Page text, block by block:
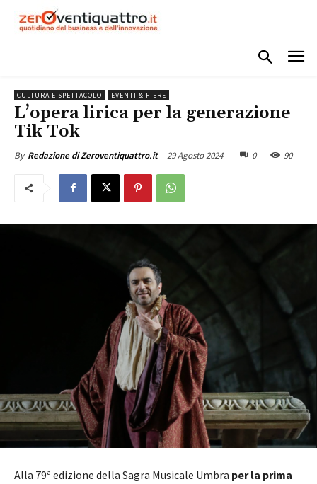
CULTURA E SPETTACOLO EVENTI & FIERE
L’opera lirica per la generazione
Tik Tok
By Redazione di Zeroventiquattro.it 29 Agosto 2024 0 90
Alla 79ª edizione della Sagra Musicale Umbra per la prima